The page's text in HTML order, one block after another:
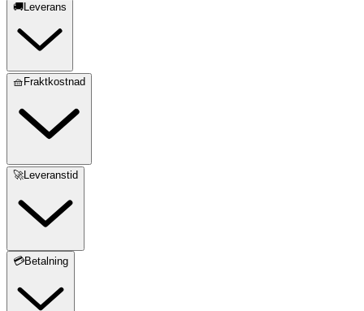
🚚Leverans
🧺Fraktkostnad
🚀Leveranstid
💳Betalning